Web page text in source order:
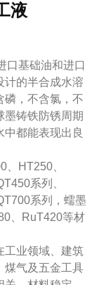
液
口基础油和进口
计的半合成水溶
磷，不含氯，不
墨铸铁防锈周期
都能表现出良
HT250、
系列、
系列，蠕墨
、RuT420等材
工业领域、建筑
煤气及五金工具